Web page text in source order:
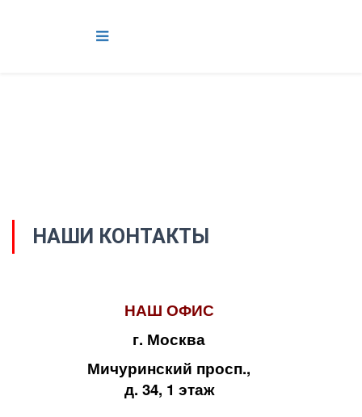
НАШИ КОНТАКТЫ
НАШ ОФИС
г. Москва
Мичуринский просп.,
д. 34, 1 этаж